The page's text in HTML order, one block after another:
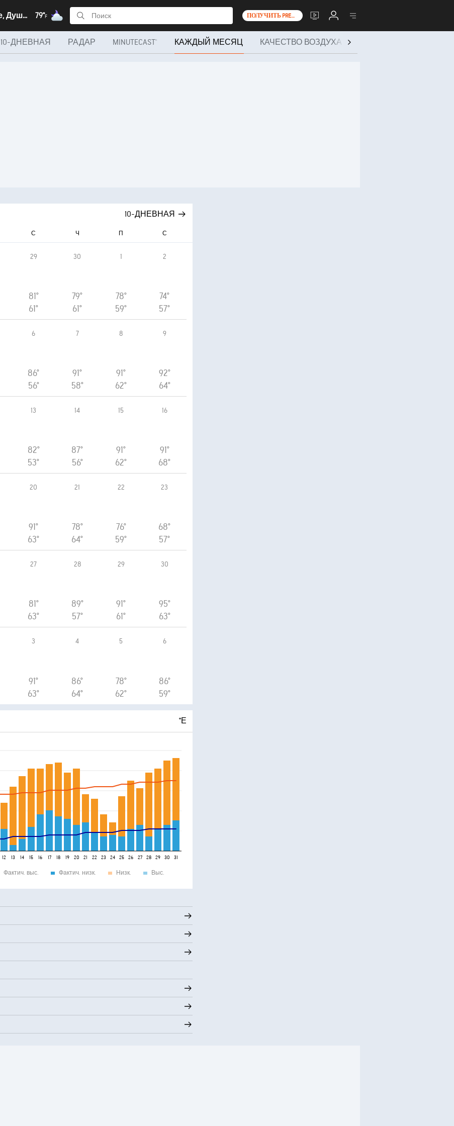
Душанбе, Душанбе 79°F ПОЛУЧИТЬ PREMIUM+
10-ДНЕВНАЯ РАДАР MINUTECAST® КАЖДЫЙ МЕСЯЦ КАЧЕСТВО ВОЗДУХА
10-ДНЕВНАЯ
С Ч П С
29
81°
61°
30
79°
61°
1
78°
59°
2
74°
57°
6
86°
56°
7
91°
58°
8
91°
62°
9
92°
64°
13
82°
53°
14
87°
56°
15
91°
62°
16
91°
68°
20
91°
63°
21
78°
64°
22
76°
59°
23
68°
57°
27
81°
63°
28
89°
57°
29
91°
61°
30
95°
63°
3
91°
63°
4
86°
64°
5
78°
62°
6
86°
59°
°Е
12 13 14 15 16 17 18 19 20 21 22 23 24 25 26 27 28 29 30 31
Фактич. выс. Фактич. низк. Низк. Выс.